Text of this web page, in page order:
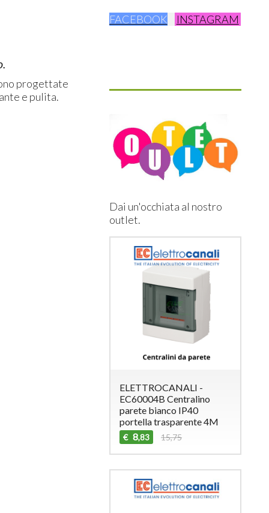
progettate
e pulita.
FACEBOOK INSTAGRAM
Dai un'occhiata al nostro
outlet.
ELETTROCANALI -
EC60004B Centralino
parete bianco IP40
portella trasparente 4M
€ 8,83 15,75